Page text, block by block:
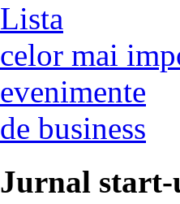
Lista
celor mai
evenimente
de business
Jurnal start-